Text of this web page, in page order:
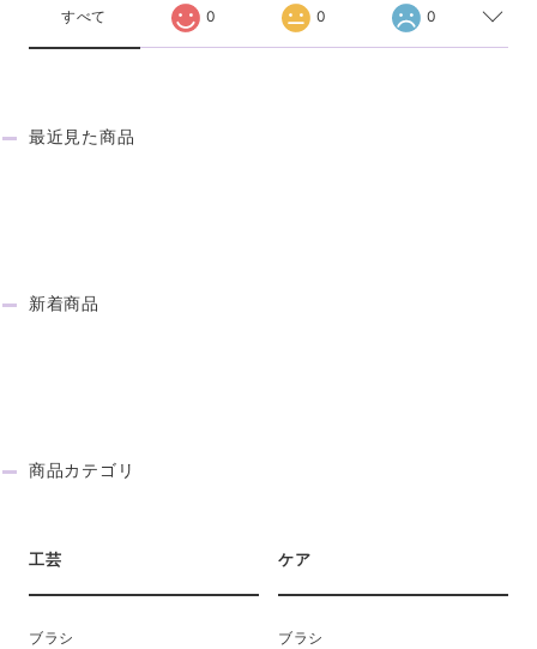
すべて 0 0 0
最近見た商品
新着商品
商品カテゴリ
工芸
ブラシ
ケア
ブラシ